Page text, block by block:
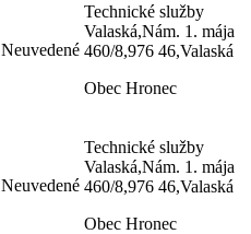
Neuvedené
Technické služby
Valaská,Nám. 1. mája
460/8,976 46,Valaská
Obec Hronec
Neuvedené
Technické služby
Valaská,Nám. 1. mája
460/8,976 46,Valaská
Obec Hronec